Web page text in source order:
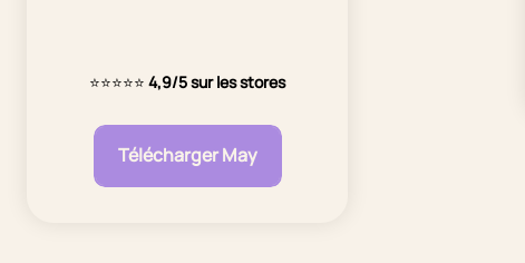
⭐⭐⭐⭐⭐ 4,9/5 sur les stores
Télécharger May